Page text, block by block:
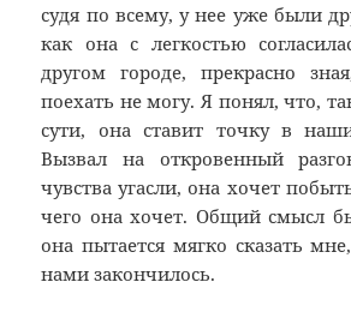
судя по всему, у нее уже были
как она с легкостью
другом городе, прекрасно
поехать не могу. Я понял, что,
сути, она ставит точку в
Вызвал на откровенный
чувства угасли, она хочет
чего она хочет. Общий смысл
она пытается мягко сказать
нами закончилось.